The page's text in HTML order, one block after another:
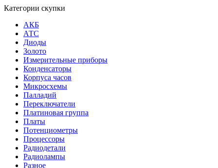
Категории скупки
АКБ
АТС
Диоды
Золото
Измерительные приборы
Конденсаторы
Корпуса часов
Микросхемы
Палладий
Переключатели
Платиновая группа
Платы
Потенциометры
Процессоры
Радиодетали
Радиолампы
Разное